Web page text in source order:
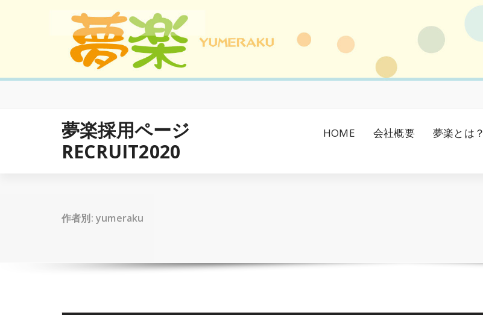
ス
夢楽採用ページ
RECRUIT2020
HOME 会社概要 夢楽とは？
作者別: yumeraku